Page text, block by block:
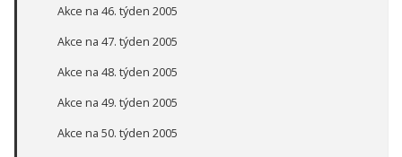
Akce na 46. týden 2005
Akce na 47. týden 2005
Akce na 48. týden 2005
Akce na 49. týden 2005
Akce na 50. týden 2005